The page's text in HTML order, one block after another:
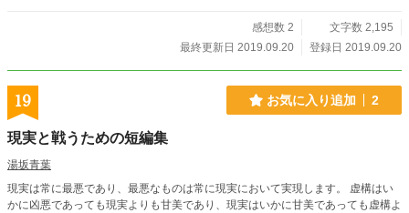
感想数 2
文字数 2,195
最終更新日 2019.09.20
登録日 2019.09.20
19 お気に入り追加 2
現実と戦うための短編集
湯坂青葉
現実は常に最悪であり、最悪なものは常に現実において実現します。 虚構はい
かに凶悪であっても現実よりも甘美であり、現実はいかに甘美であっても虚構よ